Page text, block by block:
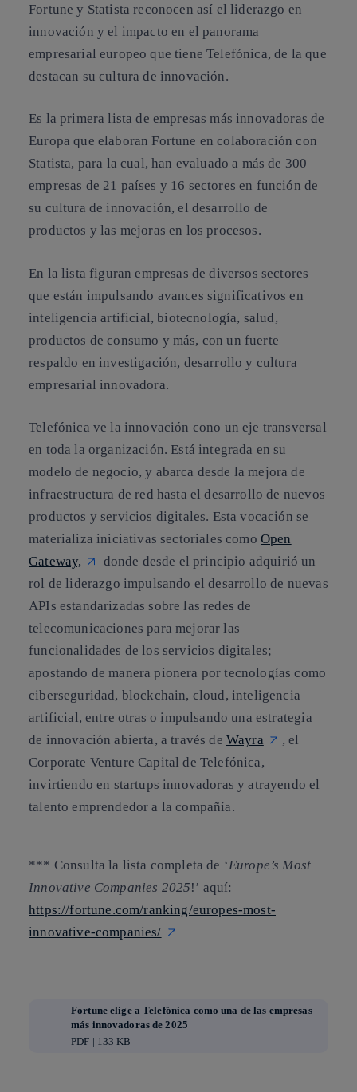
Fortune y Statista reconocen así el liderazgo en
innovación y el impacto en el panorama
empresarial europeo que tiene Telefónica, de la que
destacan su cultura de innovación.
Es la primera lista de empresas más innovadoras de
Europa que elaboran Fortune en colaboración con
Statista, para la cual, han evaluado a más de 300
empresas de 21 países y 16 sectores en función de
su cultura de innovación, el desarrollo de
productos y las mejoras en los procesos.
En la lista figuran empresas de diversos sectores
que están impulsando avances significativos en
inteligencia artificial, biotecnología, salud,
productos de consumo y más, con un fuerte
respaldo en investigación, desarrollo y cultura
empresarial innovadora.
Telefónica ve la innovación cono un eje transversal
en toda la organización. Está integrada en su
modelo de negocio, y abarca desde la mejora de
infraestructura de red hasta el desarrollo de nuevos
productos y servicios digitales. Esta vocación se
materializa iniciativas sectoriales como Open
Gateway,
donde desde el principio adquirió un
rol de liderazgo impulsando el desarrollo de nuevas
APIs estandarizadas sobre las redes de
telecomunicaciones para mejorar las
funcionalidades de los servicios digitales;
apostando de manera pionera por tecnologías como
ciberseguridad, blockchain, cloud, inteligencia
artificial, entre otras o impulsando una estrategia
de innovación abierta, a través de Wayra
, el
Corporate Venture Capital de Telefónica,
invirtiendo en startups innovadoras y atrayendo el
talento emprendedor a la compañía.
*** Consulta la lista completa de ‘Europe’s Most
Innovative Companies 2025!’ aquí:
https://fortune.com/ranking/europes-most-
innovative-companies/
Fortune elige a Telefónica como una de las empresas
más innovadoras de 2025
PDF | 133 KB